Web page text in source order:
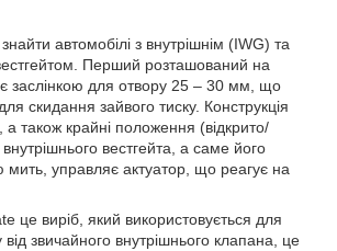
автомобілі з внутрішнім (IWG) та
Перший розташований на
є заслінкою для отвору 25 – 30 мм, що
скидання зайвого тиску. Конструкція
також крайні положення (відкрито/
вестгейта, а саме його
управляє актуатор, що реагує на
це виріб, який використовується для
від звичайного внутрішнього клапана, це